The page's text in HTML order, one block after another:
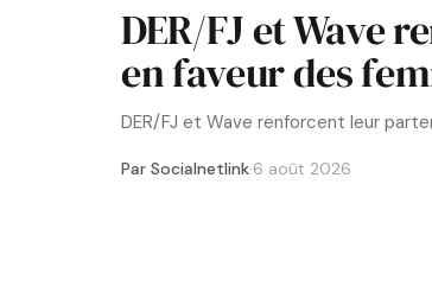
DER/FJ et Wave
en faveur des
DER/FJ et Wave renforcent leur
Par Socialnetlink·6 août 2026